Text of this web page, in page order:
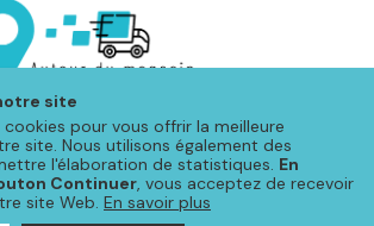
site
pour vous offrir la meilleure
site. Nous utilisons également des
l'élaboration de statistiques. En
Continuer, vous acceptez de recevoir
site Web. En savoir plus